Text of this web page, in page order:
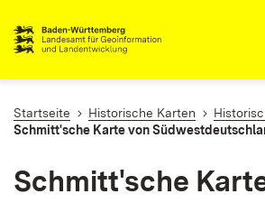
Startseite Historische Karten
Schmitt'sche Karte von
Schmitt'sche